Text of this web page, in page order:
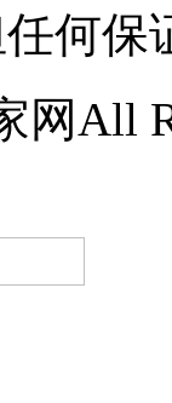
何保
网All